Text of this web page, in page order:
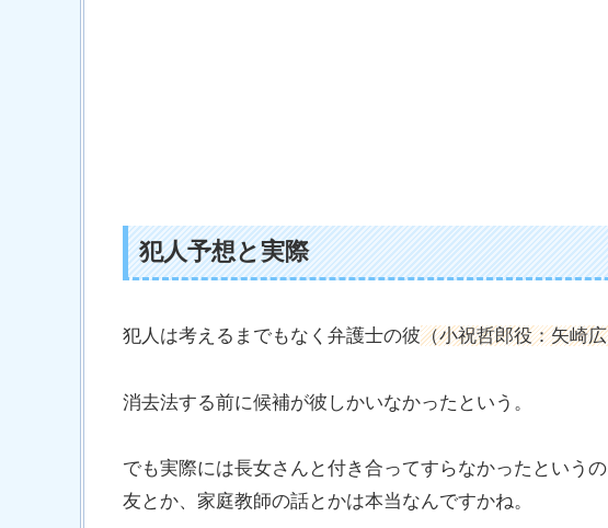
犯人予想と実際
犯人は考えるまでもなく弁護士の彼（小祝哲郎役：矢崎
消去法する前に候補が彼しかいなかったという。
でも実際には長女さんと付き合ってすらなかったという
友とか、家庭教師の話とかは本当なんですかね。